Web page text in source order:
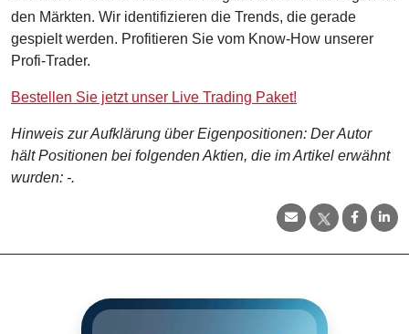
den Märkten. Wir identifizieren die Trends, die gerade
gespielt werden. Profitieren Sie vom Know-How unserer
Profi-Trader.
Bestellen Sie jetzt unser Live Trading Paket!
Hinweis zur Aufklärung über Eigenpositionen: Der Autor
hält Positionen bei folgenden Aktien, die im Artikel erwähnt
wurden: -.